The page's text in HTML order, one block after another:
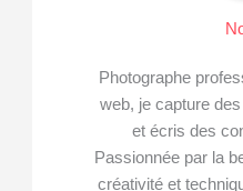
Photographe
web, je capture
et écris des
Passionnée par la
créativité et